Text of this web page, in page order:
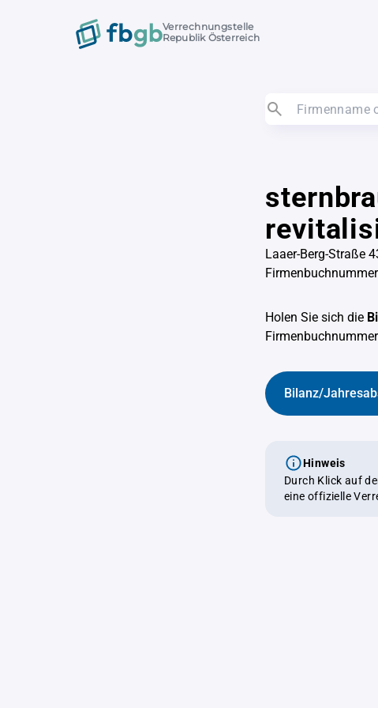
Verrechnungstelle
Republik Österreich
Laaer-Berg-Straße
Holen Sie sich die
Firmenbuchnummer
Bilanz/
Hinweis
Durch Klick auf
eine offizielle